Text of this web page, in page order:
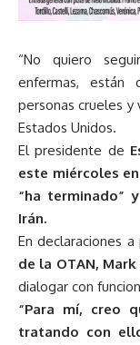
“No quiero
enfermas, están
personas crueles
Estados Unidos.
El presidente de
este miércoles
“ha terminado”
Irán.
En declaraciones
de la OTAN,
dialogar con
“Para mí, creo
tratando con